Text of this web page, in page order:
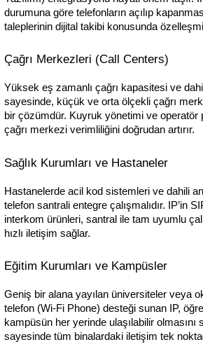
durumuna göre telefonların açılıp
taleplerinin dijital takibi konusunda
Çağrı Merkezleri (Call Centers)
Yüksek eş zamanlı çağrı kapasitesi ve
sayesinde, küçük ve orta ölçekli çağrı
bir çözümdür. Kuyruk yönetimi ve operatör
çağrı merkezi verimliliğini doğrudan artırır.
Sağlık Kurumları ve Hastaneler
Hastanelerde acil kod sistemleri ve dahili
telefon santrali entegre çalışmalıdır. IP’in
interkom ürünleri, santral ile tam uyumlu
hızlı iletişim sağlar.
Eğitim Kurumları ve Kampüsler
Geniş bir alana yayılan üniversiteler veya
telefon (Wi-Fi Phone) desteği sunan IP,
kampüsün her yerinde ulaşılabilir
sayesinde tüm binalardaki iletişim tek